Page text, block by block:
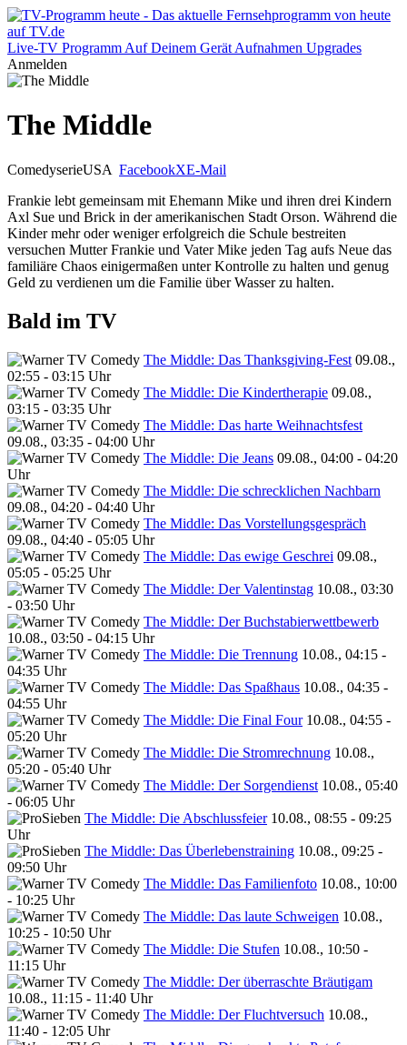
Live-TV Programm Auf Deinem Gerät Aufnahmen Upgrades
Anmelden
The Middle
ComedyserieUSA FacebookXE-Mail
Frankie lebt gemeinsam mit Ehemann Mike und ihren drei Kindern
Axl Sue und Brick in der amerikanischen Stadt Orson. Während die
Kinder mehr oder weniger erfolgreich die Schule bestreiten
versuchen Mutter Frankie und Vater Mike jeden Tag aufs Neue das
familiäre Chaos einigermaßen unter Kontrolle zu halten und genug
Geld zu verdienen um die Familie über Wasser zu halten.
Bald im TV
The Middle: Das Thanksgiving-Fest 09.08.,
02:55 - 03:15 Uhr
The Middle: Die Kindertherapie 09.08.,
03:15 - 03:35 Uhr
The Middle: Das harte Weihnachtsfest
09.08., 03:35 - 04:00 Uhr
The Middle: Die Jeans 09.08., 04:00 - 04:20
Uhr
The Middle: Die schrecklichen Nachbarn
09.08., 04:20 - 04:40 Uhr
The Middle: Das Vorstellungsgespräch
09.08., 04:40 - 05:05 Uhr
The Middle: Das ewige Geschrei 09.08.,
05:05 - 05:25 Uhr
The Middle: Der Valentinstag 10.08., 03:30
- 03:50 Uhr
The Middle: Der Buchstabierwettbewerb
10.08., 03:50 - 04:15 Uhr
The Middle: Die Trennung 10.08., 04:15 -
04:35 Uhr
The Middle: Das Spaßhaus 10.08., 04:35 -
04:55 Uhr
The Middle: Die Final Four 10.08., 04:55 -
05:20 Uhr
The Middle: Die Stromrechnung 10.08.,
05:20 - 05:40 Uhr
The Middle: Der Sorgendienst 10.08., 05:40
- 06:05 Uhr
The Middle: Die Abschlussfeier 10.08., 08:55 - 09:25
Uhr
The Middle: Das Überlebenstraining 10.08., 09:25 -
09:50 Uhr
The Middle: Das Familienfoto 10.08., 10:00
- 10:25 Uhr
The Middle: Das laute Schweigen 10.08.,
10:25 - 10:50 Uhr
The Middle: Die Stufen 10.08., 10:50 -
11:15 Uhr
The Middle: Der überraschte Bräutigam
10.08., 11:15 - 11:40 Uhr
The Middle: Der Fluchtversuch 10.08.,
11:40 - 12:05 Uhr